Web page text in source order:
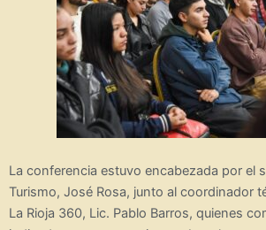
La conferencia estuvo encabezada por el
Turismo, José Rosa, junto al coordinador
La Rioja 360, Lic. Pablo Barros, quienes